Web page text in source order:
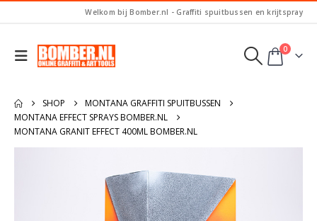
Welkom bij Bomber.nl - Graffiti spuitbussen en krijtspray
0
SHOP
MONTANA GRAFFITI SPUITBUSSEN
MONTANA EFFECT SPRAYS BOMBER.NL
MONTANA GRANIT EFFECT 400ML BOMBER.NL